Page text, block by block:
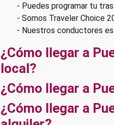
- Puedes programar tu
- Somos Traveler Choice
- Nuestros conductores
¿Cómo llegar a
local?
¿Cómo llegar a
¿Cómo llegar a